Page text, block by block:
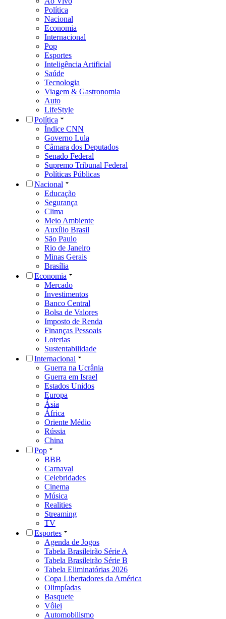
Política
Nacional
Economia
Internacional
Pop
Esportes
Inteligência Artificial
Saúde
Tecnologia
Viagem & Gastronomia
Auto
LifeStyle
Política
Índice CNN
Governo Lula
Câmara dos Deputados
Senado Federal
Supremo Tribunal Federal
Políticas Públicas
Nacional
Educação
Segurança
Clima
Meio Ambiente
Auxílio Brasil
São Paulo
Rio de Janeiro
Minas Gerais
Brasília
Economia
Mercado
Investimentos
Banco Central
Bolsa de Valores
Imposto de Renda
Finanças Pessoais
Loterias
Sustentabilidade
Internacional
Guerra na Ucrânia
Guerra em Israel
Estados Unidos
Europa
Ásia
África
Oriente Médio
Rússia
China
Pop
BBB
Carnaval
Celebridades
Cinema
Música
Realities
Streaming
TV
Esportes
Agenda de Jogos
Tabela Brasileirão Série A
Tabela Brasileirão Série B
Tabela Eliminatórias 2026
Copa Libertadores da América
Olimpíadas
Basquete
Vôlei
Automobilismo